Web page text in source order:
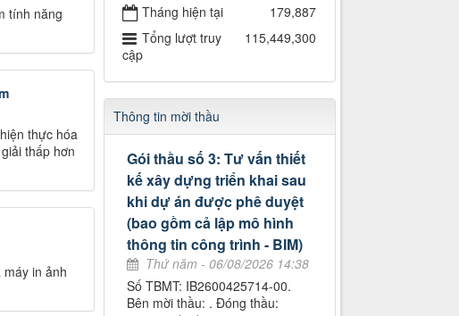
tính năng
thực hóa
thấp hơn
in ảnh
Tháng hiện tại
179,887
Tổng lượt truy
cập
115,449,300
Thông tin mời thầu
Gói thầu số 3: Tư vấn thiết
kế xây dựng triển khai sau
khi dự án được phê duyệt
(bao gồm cả lập mô hình
thông tin công trình - BIM)
Thứ năm - 06/08/2026 14:38
Số TBMT: IB2600425714-00.
Bên mời thầu: . Đóng thầu: